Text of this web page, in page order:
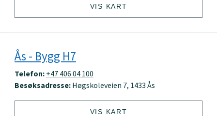
VIS KART
Ås - Bygg H7
Telefon: +47 406 04 100
Besøksadresse: Høgskoleveien 7, 1433 Ås
VIS KART